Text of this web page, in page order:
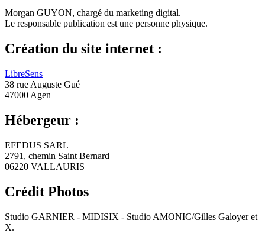
Morgan GUYON, chargé du marketing digital.
Le responsable publication est une personne physique.
Création du site internet :
LibreSens
38 rue Auguste Gué
47000 Agen
Hébergeur :
EFEDUS SARL
2791, chemin Saint Bernard
06220 VALLAURIS
Crédit Photos
Studio GARNIER - MIDISIX - Studio AMONIC/Gilles Galoyer et
X.